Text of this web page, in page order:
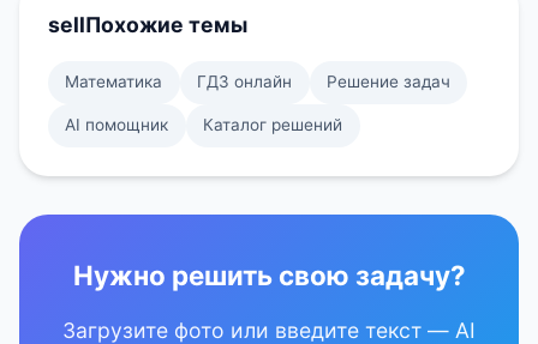
sellПохожие темы
Математика ГДЗ онлайн Решение задач
AI помощник Каталог решений
Нужно решить свою задачу?
Загрузите фото или введите текст — AI